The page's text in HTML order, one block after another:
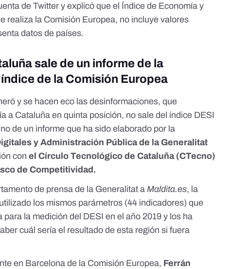
deTwitter y explicó que el Índice de Economía y
realiza la Comisión Europea, no incluye valores
datos de países.
sale de un informe de la
de la Comisión Europea
y se hacen eco las desinformaciones, que
a Cataluña en quinta posición, no sale del índice DESI
de un informe que ha sido elaborado por la
y Administración Pública de la Generalitat
conel Círculo Tecnológico de Cataluña (CTecno)
de Competitividad.
de prensa de la Generalitat a Maldita.es, la
los mismos parámetros (44 indicadores) que
la medición del DESI en el año 2019 y los ha
cuál sería el resultado de esta región si fuera
en Barcelona de la Comisión Europea, Ferrán